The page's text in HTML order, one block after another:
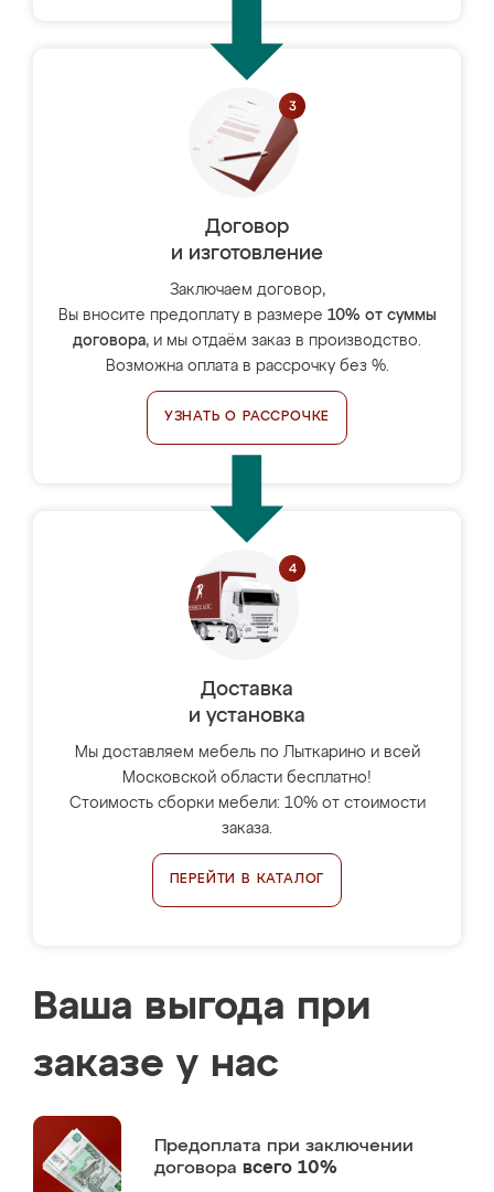
Договор
и изготовление
Заключаем договор,
Вы вносите предоплату в размере 10% от суммы
договора, и мы отдаём заказ в производство.
Возможна оплата в рассрочку без %.
УЗНАТЬ О РАССРОЧКЕ
Доставка
и установка
Мы доставляем мебель по Лыткарино и всей
Московской области бесплатно!
Стоимость сборки мебели: 10% от стоимости
заказа.
ПЕРЕЙТИ В КАТАЛОГ
Ваша выгода при
заказе у нас
Предоплата при заключении
договора всего 10%